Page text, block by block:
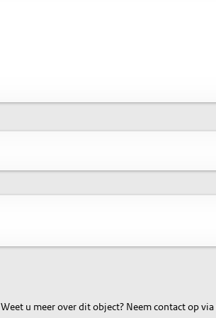
Weet u meer over dit object? Neem contact op via